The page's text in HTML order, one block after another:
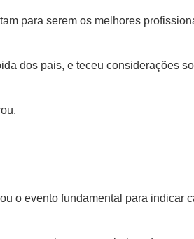
para serem os melhores
dos pais, e teceu considerações
o evento fundamental para indicar